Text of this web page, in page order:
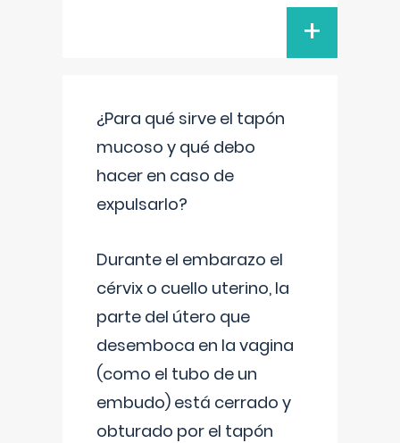
+
¿Para qué sirve el tapón
mucoso y qué debo
hacer en caso de
expulsarlo?
Durante el embarazo el
cérvix o cuello uterino, la
parte del útero que
desemboca en la vagina
(como el tubo de un
embudo) está cerrado y
obturado por el tapón